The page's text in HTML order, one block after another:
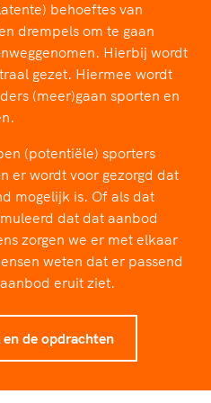
kader
2027
behoeftes van
drempels om te gaan
Hierbij wordt
gezet. Hiermee wordt
(meer)gaan sporten en
(potentiële) sporters
er wordt voor gezorgd dat
mogelijk is. Of als dat
dat dat aanbod
zorgen we er met elkaar
weten dat er passend
eruit ziet.
de opdrachten